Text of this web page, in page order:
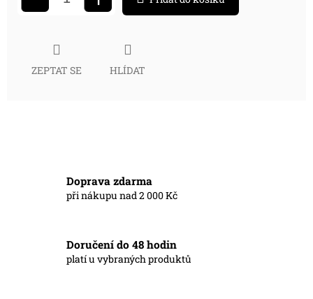
ZEPTAT SE HLÍDAT
Doprava zdarma
při nákupu nad 2 000 Kč
Doručení do 48 hodin
platí u vybraných produktů